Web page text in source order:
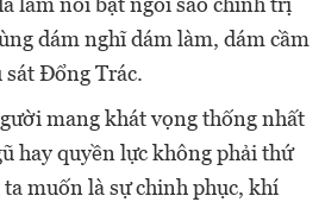
dám nghĩ dám làm, dám cầm
sát Đổng Trác.
mang khát vọng thống nhất
hay quyền lực không phải thứ
muốn là sự chinh phục, khí